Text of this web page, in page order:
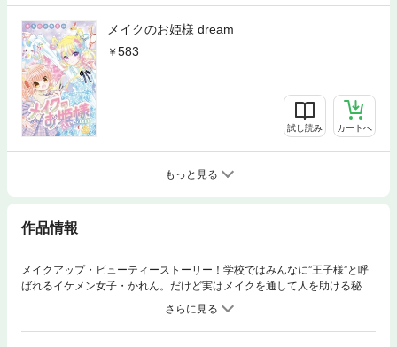
メイクのお姫様 dream
583
試し読み カートへ
もっと見る
作品情報
メイクアップ・ビューティーストーリー！学校ではみんなに”王子様”と呼
ばれるイケメン女子・かれん。だけど実はメイクを通して人を助ける秘密
のメイクアップアーティスト・サファイアとしても活動中で――!!リッ
プ、マスカラ、チーク、アイシャドゥ･･･メイクの魔法で”なりたいわた
し”にミラクルチェンジ★ビューティーアップ・ストーリー！